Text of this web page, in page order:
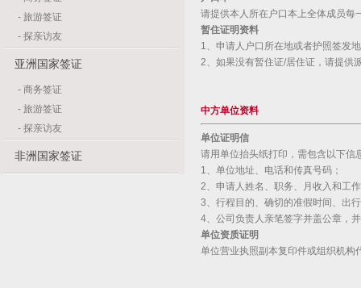
- 旅游签证
- 探亲访友
亚洲国家签证
- 商务签证
- 旅游签证
- 探亲访友
非洲国家签证
请提供本人所在户口本上全体成员每
暂住证明资料
1、申请人户口所在地或者护照签发
2、如果没有暂住证/居住证，请提供
中方单位资料
单位证明信
请用单位抬头纸打印，需包含以下信
1、单位地址、电话和传真号码；
2、申请人姓名、职务、月收入和工
3、行程目的、确切的准假时间、出
4、公司负责人亲笔签字并盖公章，
单位资质证明
单位营业执照副本复印件或组织机构